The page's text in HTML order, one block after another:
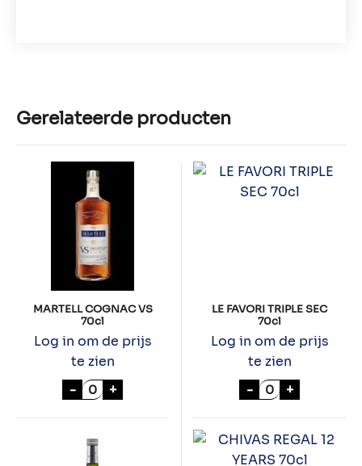
Gerelateerde producten
MARTELL COGNAC VS
70cl
Log in om de prijs
te zien
- MARTELL COGNAC VS 70cl aantal
+
LE FAVORI TRIPLE SEC
70cl
Log in om de prijs
te zien
- LE FAVORI
+